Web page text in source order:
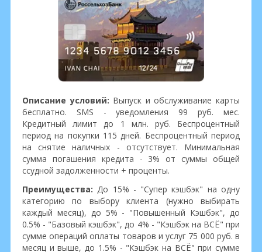
Описание условий: Выпуск и обслуживание карты
бесплатно. SMS - уведомления 99 руб. мес.
Кредитный лимит до 1 млн. руб. Беспроцентный
период на покупки 115 дней. Беспроцентный период
на снятие наличных - отсутствует. Минимальная
сумма погашения кредита - 3% от суммы общей
ссудной задолженности + проценты.
Преимущества: До 15% - "Супер кэшбэк" на одну
категорию по выбору клиента (нужно выбирать
каждый месяц), до 5% - "Повышенный Кэшбэк", до
0.5% - "Базовый кэшбэк", до 4% - "Кэшбэк на ВСЁ" при
сумме операций оплаты товаров и услуг 75 000 руб. в
месяц и выше, до 1.5% - "Кэшбэк на ВСЁ" при сумме